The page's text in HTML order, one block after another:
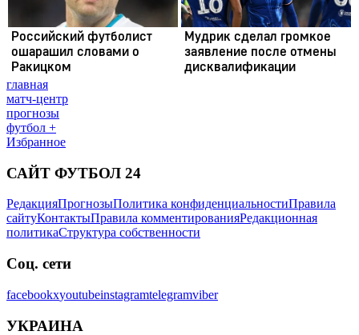
главная
матч-центр
прогнозы
футбол +
Избранное
САЙТ ФУТБОЛ 24
РедакцияПрогнозыПолитика конфиденциальностиПравила
сайтуКонтактыПравила комментированияРедакционная
политикаСтруктура собственности
Соц. сети
facebookxyoutubeinstagramtelegramviber
УКРАИНА